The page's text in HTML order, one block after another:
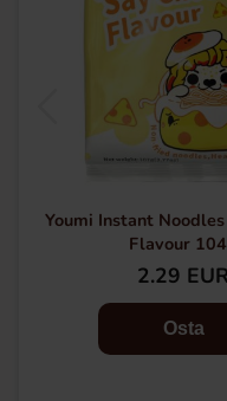
Youmi Instant Noodles
Flavour
2.29 EUR
Osta